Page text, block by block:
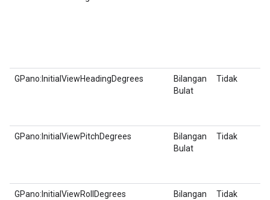
GPano:InitialViewHeadingDegrees
Bilangan
Bulat
Tidak
GPano:InitialViewPitchDegrees
Bilangan
Bulat
Tidak
GPano:InitialViewRollDegrees
Bilangan
Tidak